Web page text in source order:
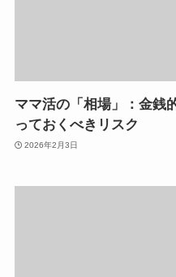
ママ活の「相場」：金銭
っておくべきリスク
2026年2月3日